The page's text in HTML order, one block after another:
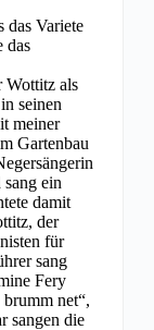
das Variete
das
Wottitz als
seinen
meiner
Gartenbau
ein
damit
der
für
sang
Fery
net“,
sangen die